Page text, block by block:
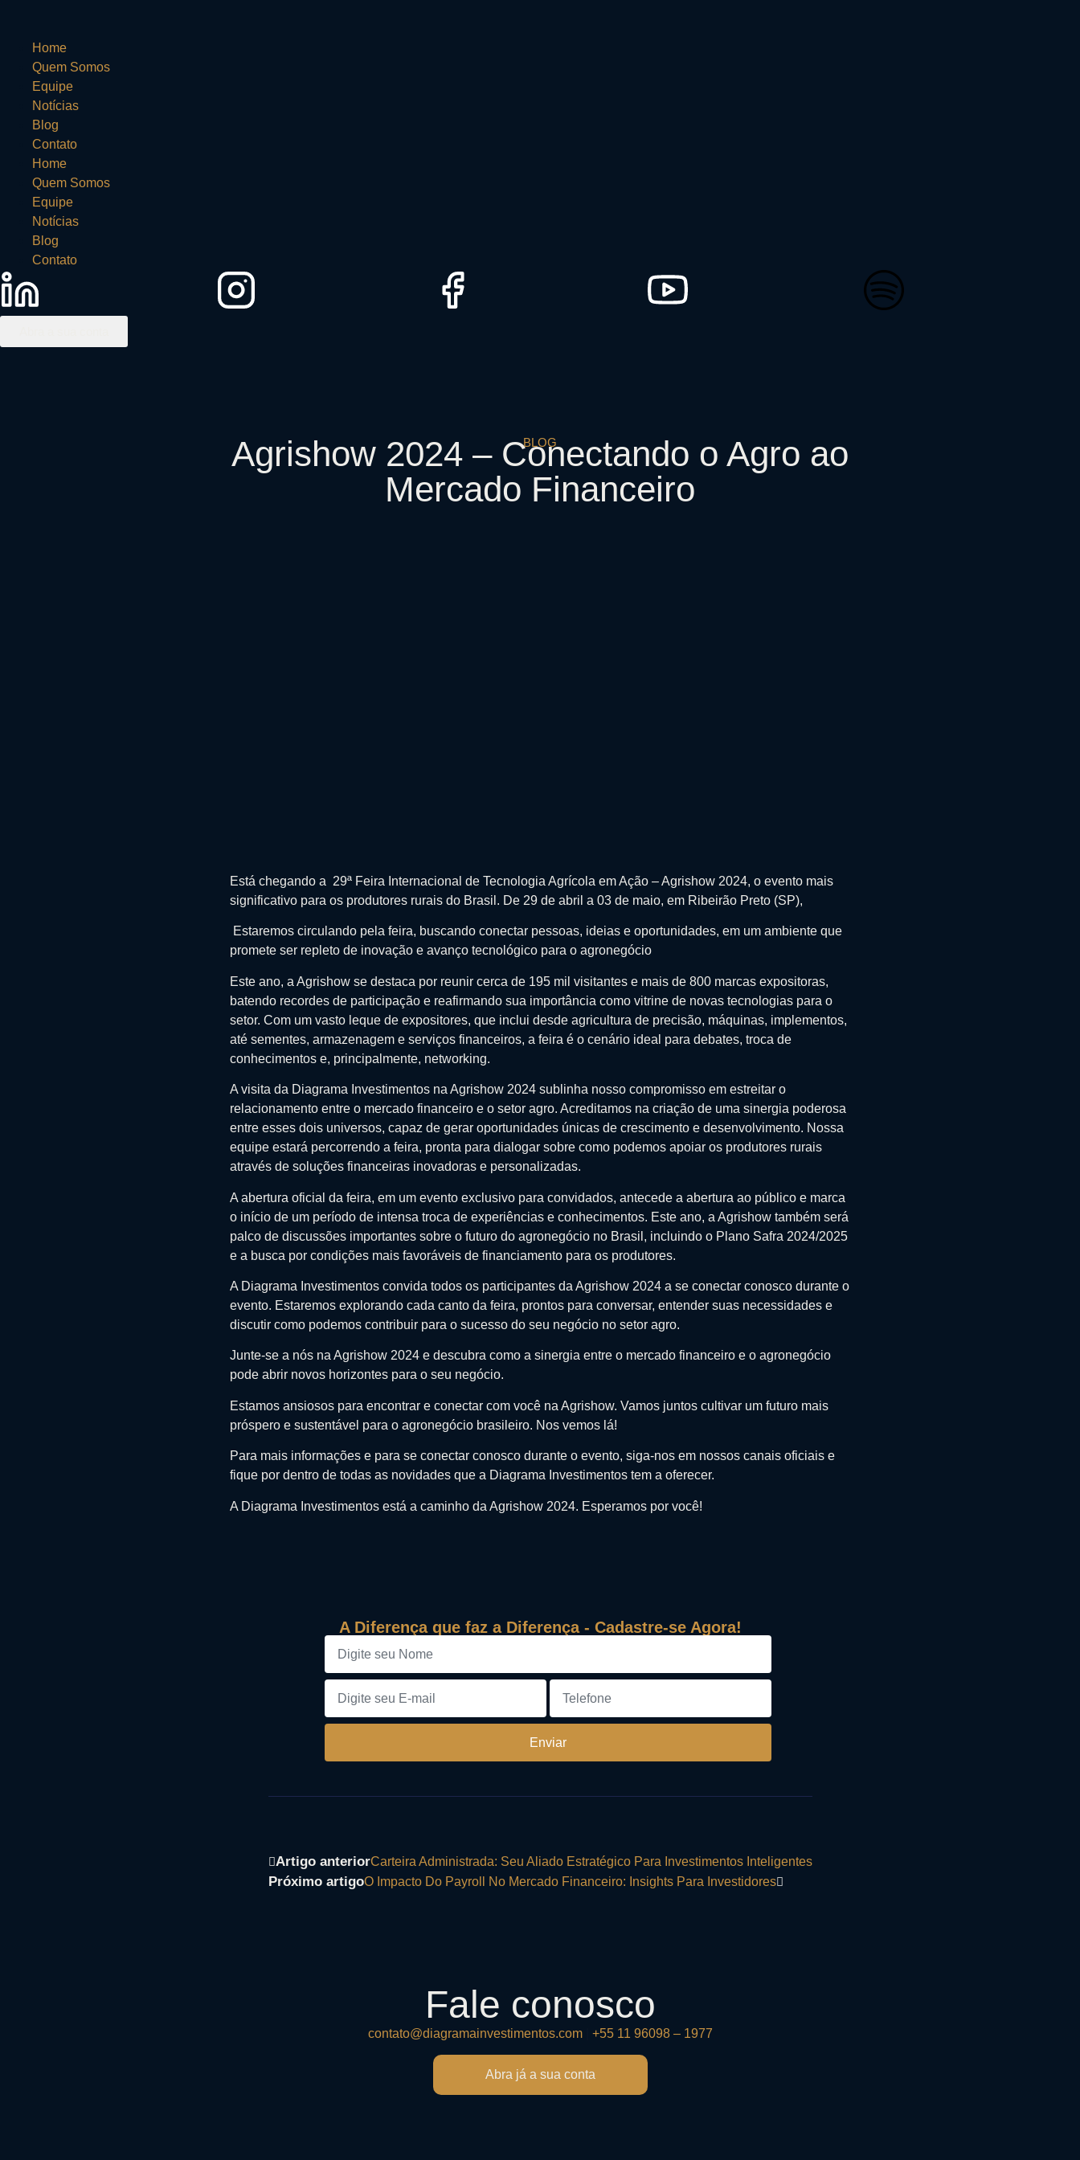
Home
Quem Somos
Equipe
Notícias
Blog
Contato
Home
Quem Somos
Equipe
Notícias
Blog
Contato
BLOG
Agrishow 2024 – Conectando o Agro ao
Mercado Financeiro
Está chegando a 29ª Feira Internacional de Tecnologia Agrícola em Ação – Agrishow 2024, o evento mais
significativo para os produtores rurais do Brasil. De 29 de abril a 03 de maio, em Ribeirão Preto (SP),
Estaremos circulando pela feira, buscando conectar pessoas, ideias e oportunidades, em um ambiente que
promete ser repleto de inovação e avanço tecnológico para o agronegócio
Este ano, a Agrishow se destaca por reunir cerca de 195 mil visitantes e mais de 800 marcas expositoras,
batendo recordes de participação e reafirmando sua importância como vitrine de novas tecnologias para o
setor. Com um vasto leque de expositores, que inclui desde agricultura de precisão, máquinas, implementos,
até sementes, armazenagem e serviços financeiros, a feira é o cenário ideal para debates, troca de
conhecimentos e, principalmente, networking.
A visita da Diagrama Investimentos na Agrishow 2024 sublinha nosso compromisso em estreitar o
relacionamento entre o mercado financeiro e o setor agro. Acreditamos na criação de uma sinergia poderosa
entre esses dois universos, capaz de gerar oportunidades únicas de crescimento e desenvolvimento. Nossa
equipe estará percorrendo a feira, pronta para dialogar sobre como podemos apoiar os produtores rurais
através de soluções financeiras inovadoras e personalizadas.
A abertura oficial da feira, em um evento exclusivo para convidados, antecede a abertura ao público e marca
o início de um período de intensa troca de experiências e conhecimentos. Este ano, a Agrishow também será
palco de discussões importantes sobre o futuro do agronegócio no Brasil, incluindo o Plano Safra 2024/2025
e a busca por condições mais favoráveis de financiamento para os produtores.
A Diagrama Investimentos convida todos os participantes da Agrishow 2024 a se conectar conosco durante o
evento. Estaremos explorando cada canto da feira, prontos para conversar, entender suas necessidades e
discutir como podemos contribuir para o sucesso do seu negócio no setor agro.
Junte-se a nós na Agrishow 2024 e descubra como a sinergia entre o mercado financeiro e o agronegócio
pode abrir novos horizontes para o seu negócio.
Estamos ansiosos para encontrar e conectar com você na Agrishow. Vamos juntos cultivar um futuro mais
próspero e sustentável para o agronegócio brasileiro. Nos vemos lá!
Para mais informações e para se conectar conosco durante o evento, siga-nos em nossos canais oficiais e
fique por dentro de todas as novidades que a Diagrama Investimentos tem a oferecer.
A Diagrama Investimentos está a caminho da Agrishow 2024. Esperamos por você!
A Diferença que faz a Diferença - Cadastre-se Agora!
Enviar
Artigo anteriorCarteira Administrada: Seu Aliado Estratégico Para Investimentos Inteligentes
Próximo artigoO Impacto Do Payroll No Mercado Financeiro: Insights Para Investidores
Fale conosco
contato@diagramainvestimentos.com| +55 11 96098 – 1977
Abra já a sua conta